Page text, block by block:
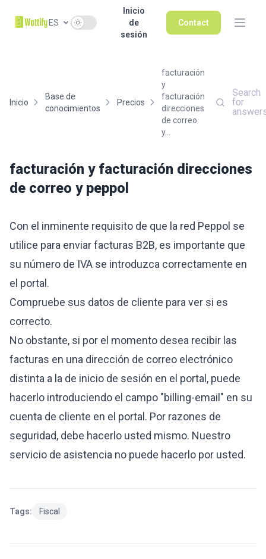
ES Use setting
Inicio
de
sesión
Contact
Inicio
Base de
conocimientos
Precios
facturación
y
facturación
direcciones
de correo
y...
Search
for
facturación y facturación direcciones
de correo y peppol
Con el inminente requisito de que la red Peppol se
utilice para enviar facturas B2B, es importante que
su número de IVA se introduzca correctamente en
el portal.
Compruebe sus datos de cliente para ver si es
correcto.
No obstante, si por el momento desea recibir las
facturas en una dirección de correo electrónico
distinta a la de inicio de sesión en el portal, puede
hacerlo introduciendo el campo "billing-email" en su
cuenta de cliente en el portal. Por razones de
seguridad, debe hacerlo usted mismo. Nuestro
servicio de asistencia no puede hacerlo por usted.
Tags: Fiscal